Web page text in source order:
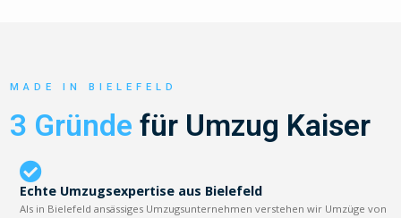
MADE IN BIELEFELD
3 Gründe für Umzug Kaiser
Echte Umzugsexpertise aus Bielefeld
Als in Bielefeld ansässiges Umzugsunternehmen verstehen wir Umzüge von